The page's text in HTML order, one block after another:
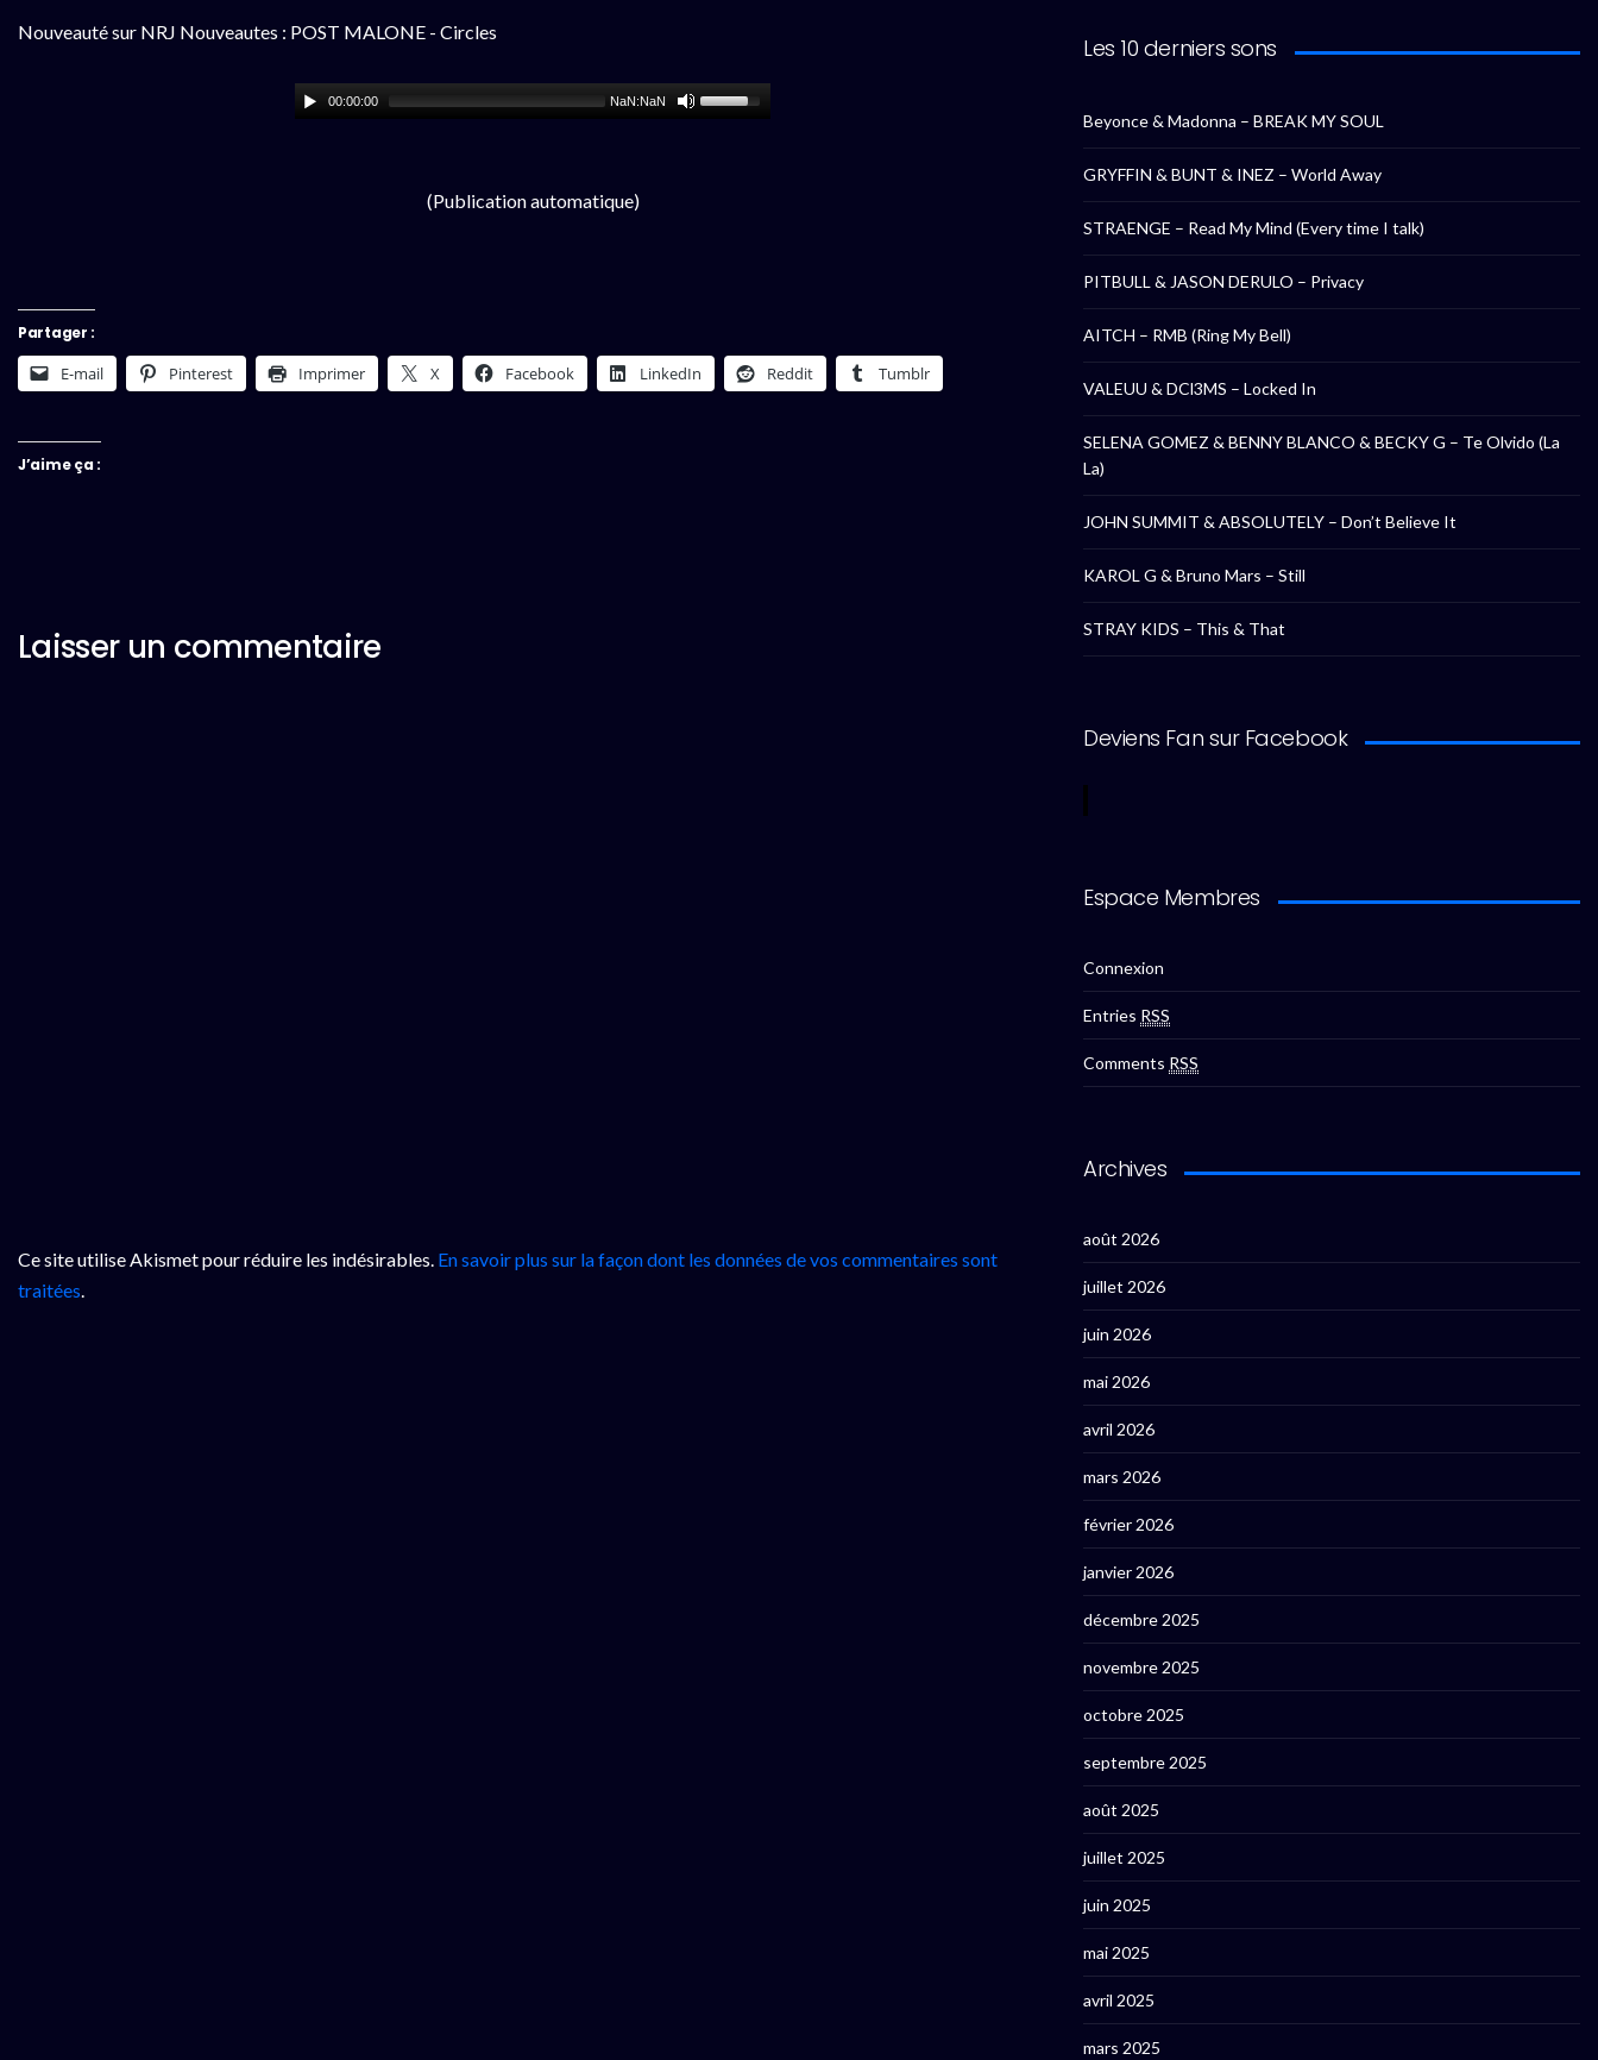
Nouveauté sur NRJ Nouveautes : POST MALONE - Circles
00:00:00 NaN:NaN
(Publication automatique)
Partager :
E-mail Pinterest Imprimer X Facebook LinkedIn Reddit Tumblr
J’aime ça :
Laisser un commentaire
Ce site utilise Akismet pour réduire les indésirables. En savoir plus sur la façon dont les données de vos commentaires sont
traitées.
Les 10 derniers sons
Beyonce & Madonna – BREAK MY SOUL
GRYFFIN & BUNT & INEZ – World Away
STRAENGE – Read My Mind (Every time I talk)
PITBULL & JASON DERULO – Privacy
AITCH – RMB (Ring My Bell)
VALEUU & DCl3MS – Locked In
SELENA GOMEZ & BENNY BLANCO & BECKY G – Te Olvido (La
La)
JOHN SUMMIT & ABSOLUTELY – Don’t Believe It
KAROL G & Bruno Mars – Still
STRAY KIDS – This & That
Deviens Fan sur Facebook
Espace Membres
Connexion
Entries RSS
Comments RSS
Archives
août 2026
juillet 2026
juin 2026
mai 2026
avril 2026
mars 2026
février 2026
janvier 2026
décembre 2025
novembre 2025
octobre 2025
septembre 2025
août 2025
juillet 2025
juin 2025
mai 2025
avril 2025
mars 2025